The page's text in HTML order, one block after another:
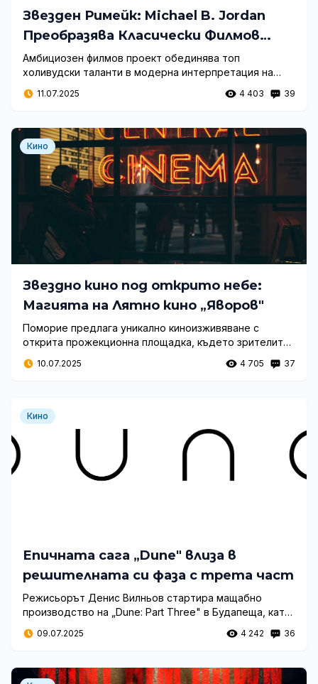
Звезден Римейк: Michael B. Jordan
Преобразява Класически Филмов
Шедьовър
Амбициозен филмов проект обединява топ
холивудски таланти в модерна интерпретация на
култов криминален трилър, който обещава зрелищно
кино с международен мащаб.
11.07.2025 4 403 39
Кино
Звездно кино под открито небе:
Магията на Лятно кино „Яворов"
Поморие предлага уникално киноизживяване с
открита прожекционна площадка, където зрителите
могат да се насладят на разнообразни филми при
атрактивни цени и изключителна морска атмосфера.
10.07.2025 4 705 37
Кино
Епичната сага „Dune" влиза в
решителната си фаза с трета част
Режисьорът Денис Вилньов стартира мащабно
производство на „Dune: Part Three" в Будапеща, като
разширява филмовата вселена с нови актьорски
попълнения и амбициозна IMAX визия.
09.07.2025 4 242 36